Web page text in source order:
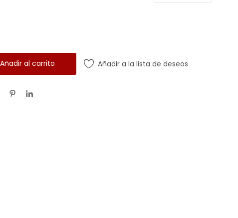
Añadir al carrito Añadir a la lista de deseos